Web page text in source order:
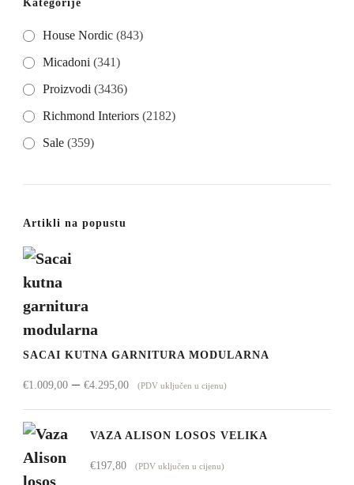
Kategorije
House Nordic (843)
Micadoni (341)
Proizvodi (3436)
Richmond Interiors (2182)
Sale (359)
Artikli na popustu
SACAI KUTNA GARNITURA MODULARNA
€1.009,00 – €4.295,00Raspon
cijena:
od
(PDV uključen u cijenu)
VAZA ALISON LOSOS VELIKA
€197,80 (PDV uključen u cijenu)